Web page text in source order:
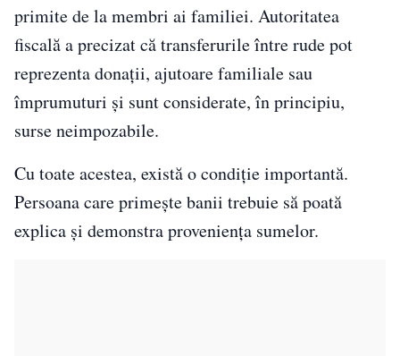
primite de la membri ai familiei. Autoritatea
fiscală a precizat că transferurile între rude pot
reprezenta donații, ajutoare familiale sau
împrumuturi și sunt considerate, în principiu,
surse neimpozabile.
Cu toate acestea, există o condiție importantă.
Persoana care primește banii trebuie să poată
explica și demonstra proveniența sumelor.